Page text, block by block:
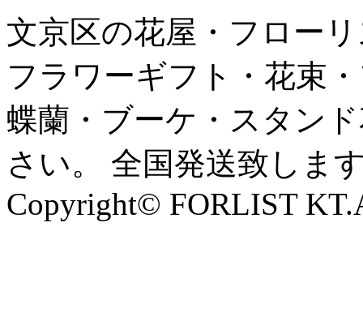
文京区の花屋・フロー
フラワーギフト・花束
蝶蘭・ブーケ・スタン
さい。 全国発送致しま
Copyright© FORLIST